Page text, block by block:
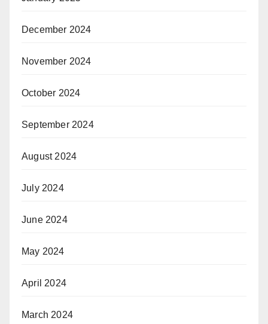
December 2024
November 2024
October 2024
September 2024
August 2024
July 2024
June 2024
May 2024
April 2024
March 2024